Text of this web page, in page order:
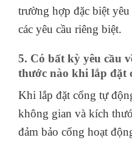
trường hợp đặc biệt
các yêu cầu riêng biệt.
5. Có bất kỳ yêu cầu
thước nào khi lắp đặt
Khi lắp đặt cổng tự
không gian và kích
đảm bảo cổng hoạt